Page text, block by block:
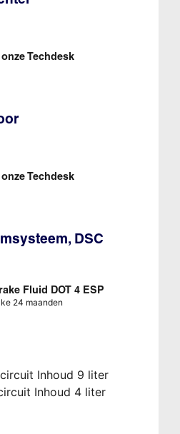
Techdesk
Techdesk
DSC
Fluid DOT 4 ESP
24 maanden
Inhoud 9 liter
Inhoud 4 liter